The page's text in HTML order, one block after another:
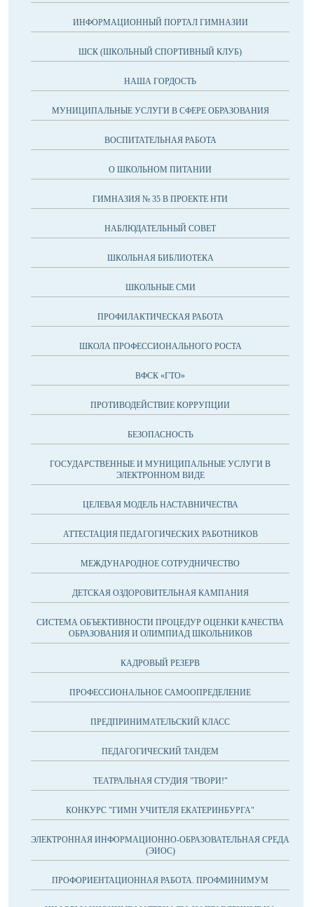
ИНФОРМАЦИОННЫЙ ПОРТАЛ ГИМНАЗИИ
ШСК (ШКОЛЬНЫЙ СПОРТИВНЫЙ КЛУБ)
НАША ГОРДОСТЬ
МУНИЦИПАЛЬНЫЕ УСЛУГИ В СФЕРЕ ОБРАЗОВАНИЯ
ВОСПИТАТЕЛЬНАЯ РАБОТА
О ШКОЛЬНОМ ПИТАНИИ
ГИМНАЗИЯ № 35 В ПРОЕКТЕ НТИ
НАБЛЮДАТЕЛЬНЫЙ СОВЕТ
ШКОЛЬНАЯ БИБЛИОТЕКА
ШКОЛЬНЫЕ СМИ
ПРОФИЛАКТИЧЕСКАЯ РАБОТА
ШКОЛА ПРОФЕССИОНАЛЬНОГО РОСТА
ВФСК «ГТО»
ПРОТИВОДЕЙСТВИЕ КОРРУПЦИИ
БЕЗОПАСНОСТЬ
ГОСУДАРСТВЕННЫЕ И МУНИЦИПАЛЬНЫЕ УСЛУГИ В
ЭЛЕКТРОННОМ ВИДЕ
ЦЕЛЕВАЯ МОДЕЛЬ НАСТАВНИЧЕСТВА
АТТЕСТАЦИЯ ПЕДАГОГИЧЕСКИХ РАБОТНИКОВ
МЕЖДУНАРОДНОЕ СОТРУДНИЧЕСТВО
ДЕТСКАЯ ОЗДОРОВИТЕЛЬНАЯ КАМПАНИЯ
CИСТЕМА ОБЪЕКТИВНОСТИ ПРОЦЕДУР ОЦЕНКИ КАЧЕСТВА
ОБРАЗОВАНИЯ И ОЛИМПИАД ШКОЛЬНИКОВ
КАДРОВЫЙ РЕЗЕРВ
ПРОФЕССИОНАЛЬНОЕ САМООПРЕДЕЛЕНИЕ
ПРЕДПРИНИМАТЕЛЬСКИЙ КЛАСС
ПЕДАГОГИЧЕСКИЙ ТАНДЕМ
ТЕАТРАЛЬНАЯ СТУДИЯ "ТВОРИ!"
КОНКУРС "ГИМН УЧИТЕЛЯ ЕКАТЕРИНБУРГА"
ЭЛЕКТРОННАЯ ИНФОРМАЦИОННО-ОБРАЗОВАТЕЛЬНАЯ СРЕДА
(ЭИОС)
ПРОФОРИЕНТАЦИОННАЯ РАБОТА. ПРОФМИНИМУМ